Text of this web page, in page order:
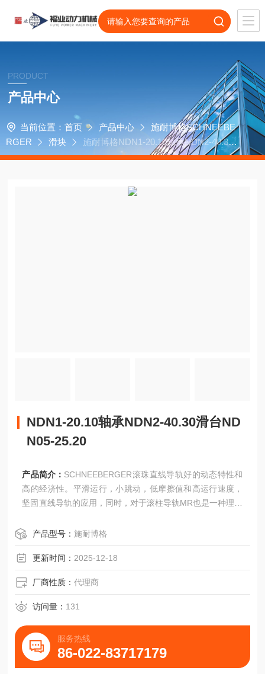
PRODUCT
产品中心
当前位置： 首页 产品中心
施耐博格SCHNEEBE
RGER
滑块
施耐博格NDN1-20.10轴承NDN2-40.30
滑台NDN05-25.20
NDN1-20.10轴承NDN2-40.30滑台ND
N05-25.20
产品简介： SCHNEEBERGER滚珠直线导轨好的动态特性和
高的经济性。平滑运行，小跳动，低摩擦值和高运行速度，
坚固直线导轨的应用，同时，对于滚柱导轨MR也是一种理想
NDN1-20.10轴承NDN2-40.30滑台NDN05-25.20
产品型号：施耐博格
更新时间： 2025-12-18
厂商性质：代理商
访问量： 131
服务热线
86-022-83717179